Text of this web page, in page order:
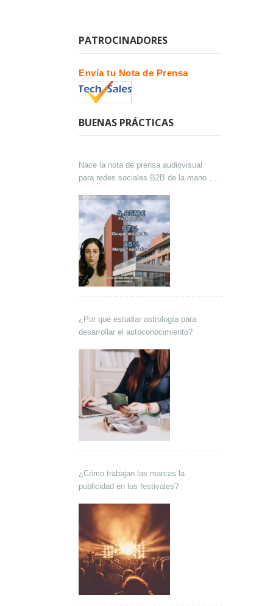
PATROCINADORES
Envía tu Nota de Prensa
BUENAS PRÁCTICAS
Nace la nota de prensa audiovisual
para redes sociales B2B de la mano de
¿Por qué estudiar astrología para
desarrollar el autoconocimiento?
¿Cómo trabajan las marcas la
publicidad en los festivales?